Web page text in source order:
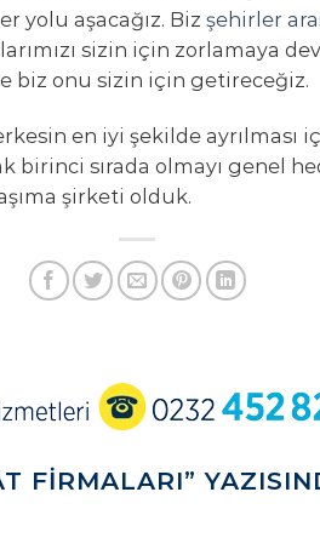
yolu aşacağız. Biz şehirler
sizin için zorlamaya
biz onu sizin için getireceğiz.
en iyi şekilde ayrılması
birinci sırada olmayı genel
şirketi olduk.
FIRMALARI”